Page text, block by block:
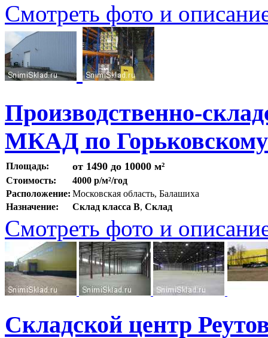
Смотреть фото и
Производственно-
МКАД по
Площадь: от 1490 до 10000 м²
Стоимость:
4000 р/м²/год
Расположение: Московская область, Балашиха
Назначение:
Склад класса B, Склад
Смотреть фото и
Складской центр